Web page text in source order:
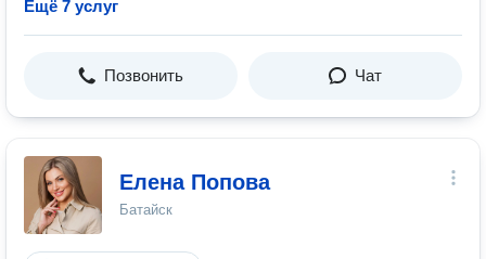
Ещё 7 услуг
Позвонить Чат
Елена Попова
Батайск